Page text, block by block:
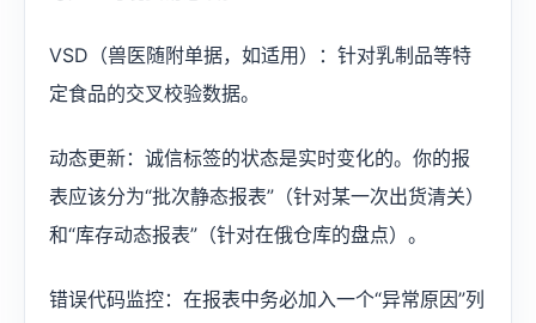
VSD（兽医随附单据，如适用）：针对乳制品等特
定食品的交叉校验数据。
动态更新：诚信标签的状态是实时变化的。你的报
表应该分为“批次静态报表”（针对某一次出货清关）
和“库存动态报表”（针对在俄仓库的盘点）。
错误代码监控：在报表中务必加入一个“异常原因”列